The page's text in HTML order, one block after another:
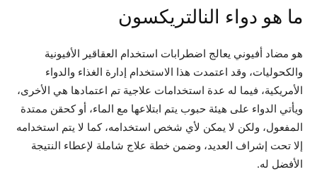
ما هو دواء النالتريكسون
هو مضاد أفيوني يعالج اضطرابات استخدام العقاقير الأفيونية
والكحوليات، وقد اعتمدت هذا الاستخدام إدارة الغذاء والدواء
الأمريكية، فيما له عدة استخدامات علاجية تم اعتمادها هي الأخرى،
ويأتي الدواء على هيئة حبوب يتم ابتلاعها مع الماء، أو كحقن ممتدة
المفعول، ولكن لا يمكن لأي شخص استخدامه، كما لا يتم استخدامه
إلا تحت إشراف العديد، وضمن خطة علاج شاملة لإعطاء النتيجة
الأفضل له.